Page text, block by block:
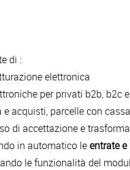
di :
elettronica
per privati b2b, b2c
acquisti, parcelle con
di accettazione e
in automatico leentrate
le funzionalità del